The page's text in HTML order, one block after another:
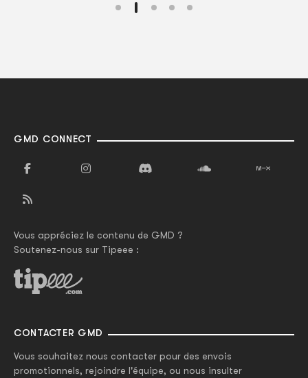
GMD CONNECT
Vous appréciez le contenu de GMD ?
Soutenez-nous sur Tipeee :
CONTACTER GMD
Vous souhaitez nous contacter pour des envois
promotionnels, rejoindre l'équipe, ou nous insulter